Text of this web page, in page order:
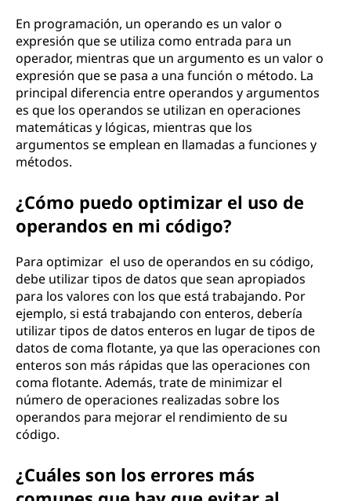
En programación, un operando es un valor o
expresión que se utiliza como entrada para un
operador, mientras que un argumento es un valor o
expresión que se pasa a una función o método. La
principal diferencia entre operandos y argumentos
es que los operandos se utilizan en operaciones
matemáticas y lógicas, mientras que los
argumentos se emplean en llamadas a funciones y
métodos.
¿Cómo puedo optimizar el uso de
operandos en mi código?
Para optimizar el uso de operandos en su código,
debe utilizar tipos de datos que sean apropiados
para los valores con los que está trabajando. Por
ejemplo, si está trabajando con enteros, debería
utilizar tipos de datos enteros en lugar de tipos de
datos de coma flotante, ya que las operaciones con
enteros son más rápidas que las operaciones con
coma flotante. Además, trate de minimizar el
número de operaciones realizadas sobre los
operandos para mejorar el rendimiento de su
código.
¿Cuáles son los errores más